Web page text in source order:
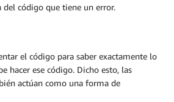
del código que tiene un error.
el código para saber exactamente lo
hacer ese código. Dicho esto, las
actúan como una forma de